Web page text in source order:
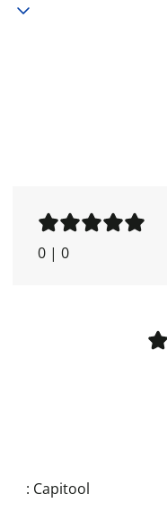
0 | 0
: Capitool